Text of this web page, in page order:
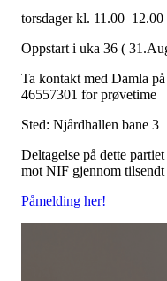
torsdager kl. 11.00–12.00
Oppstart i uka 36 (
Ta kontakt med Damla på
46557301 for prøvetime
Sted: Njårdhallen bane 3
Deltagelse på dette
mot NIF gjennom tilsendt
Påmelding her!